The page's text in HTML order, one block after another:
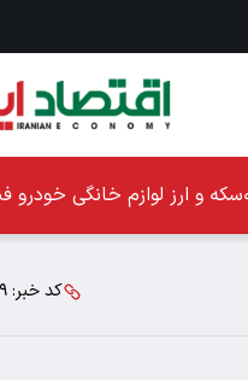
سکه و ارز لوازم خانگی خودرو
کد خبر: